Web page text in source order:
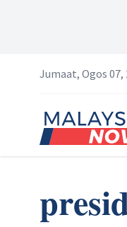
Jumaat, Ogos 07,
Home